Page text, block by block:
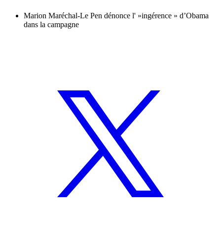
Marion Maréchal-Le Pen dénonce l' »ingérence » d’Obama
dans la campagne